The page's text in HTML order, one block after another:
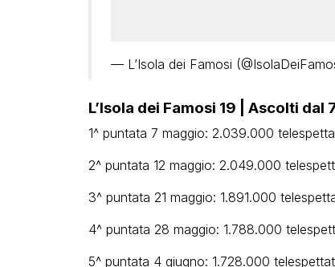
— L’Isola dei Famosi
L’Isola dei Famosi 19 | Ascolti
1^ puntata 7 maggio: 2.039.000
2^ puntata 12 maggio: 2.049.000
3^ puntata 21 maggio: 1.891.000
4^ puntata 28 maggio: 1.788.000
5^ puntata 4 giugno: 1.728.000